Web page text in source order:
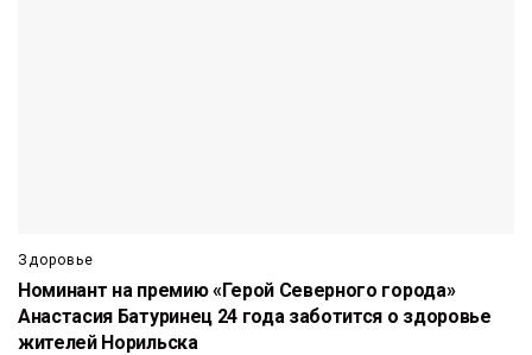
Здоровье
Номинант на премию «Герой Северного города»
Анастасия Батуринец 24 года заботится о здоровье
жителей Норильска